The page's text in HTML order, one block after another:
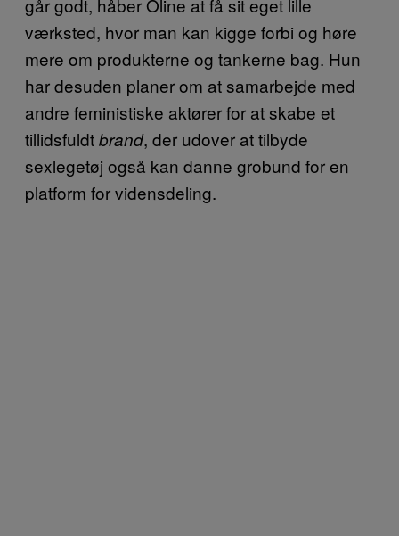
værksted, hvor man kan kigge forbi og høre
mere om produkterne og tankerne bag. Hun
har desuden planer om at samarbejde med
andre feministiske aktører for at skabe et
tillidsfuldtbrand, der udover at tilbyde
sexlegetøj også kan danne grobund for en
platform for vidensdeling.